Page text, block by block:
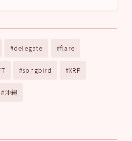
delegate flare
songbird XRP
沖縄